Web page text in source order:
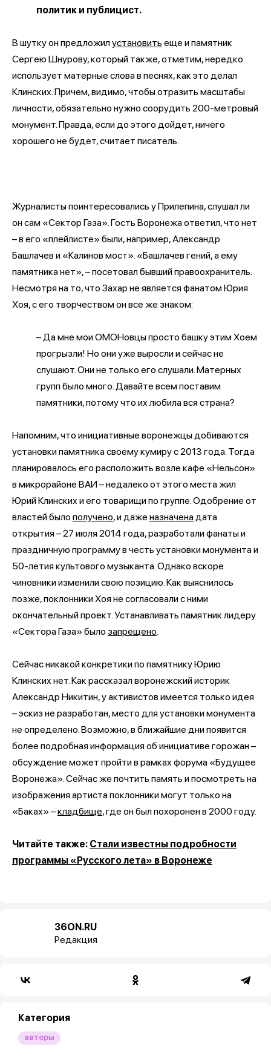
политик и публицист.
В шутку он предложилустановить еще и памятник
Сергею Шнурову, который также, отметим, нередко
использует матерные слова в песнях, как это делал
Клинских. Причем, видимо, чтобы отразить масштабы
личности, обязательно нужно соорудить 200-метровый
монумент. Правда, если до этого дойдет, ничего
хорошего не будет, считает писатель.
Журналисты поинтересовались у Прилепина, слушал ли
он сам «Сектор Газа». Гость Воронежа ответил, что нет
– в его «плейлисте» были, например, Александр
Башлачев и «Калинов мост». «Башлачев гений, а ему
памятника нет», – посетовал бывший правоохранитель.
Несмотря на то, что Захар не является фанатом Юрия
Хоя, с его творчеством он все же знаком:
– Да мне мои ОМОНовцы просто башку этим Хоем
прогрызли! Но они уже выросли и сейчас не
слушают. Они не только его слушали. Матерных
групп было много. Давайте всем поставим
памятники, потому что их любила вся страна?
Напомним, что инициативные воронежцы добиваются
установки памятника своему кумиру с 2013 года. Тогда
планировалось его расположить возле кафе «Нельсон»
в микрорайоне ВАИ – недалеко от этого места жил
Юрий Клинских и его товарищи по группе. Одобрение от
властей было получено, и даже назначена дата
открытия – 27 июля 2014 года, разработали фанаты и
праздничную программу в честь установки монумента и
50-летия культового музыканта. Однако вскоре
чиновники изменили свою позицию. Как выяснилось
позже, поклонники Хоя не согласовали с ними
окончательный проект. Устанавливать памятник лидеру
«Сектора Газа» было запрещено
Сейчас никакой конкретики по памятнику Юрию
Клинских нет. Как рассказал воронежский историк
Александр Никитин, у активистов имеется только идея
– эскиз не разработан, место для установки монумента
не определено. Возможно, в ближайшие дни появится
более подробная информация об инициативе горожан –
обсуждение может пройти в рамках форума «Будущее
Воронежа». Сейчас же почтить память и посмотреть на
изображения артиста поклонники могут только на
«Баках» –кладбище, где он был похоронен в 2000 году.
Читайте также: Стали известны подробности
программы «Русского лета» в Воронеже
36ON.RU
Редакция
Категория
авторы